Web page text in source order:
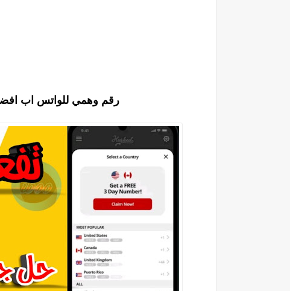
رقم وهمي للواتس اب افضل